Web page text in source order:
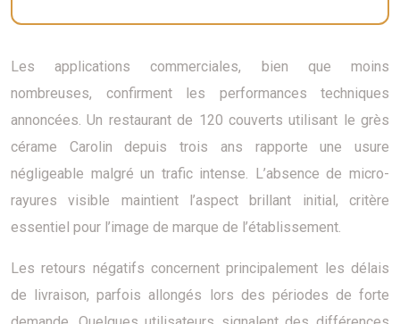
Les applications commerciales, bien que moins
nombreuses, confirment les performances techniques
annoncées. Un restaurant de 120 couverts utilisant le grès
cérame Carolin depuis trois ans rapporte une usure
négligeable malgré un trafic intense. L’absence de micro-
rayures visible maintient l’aspect brillant initial, critère
essentiel pour l’image de marque de l’établissement.
Les retours négatifs concernent principalement les délais
de livraison, parfois allongés lors des périodes de forte